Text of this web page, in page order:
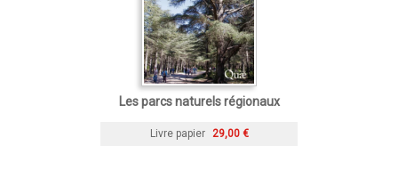
Les parcs naturels régionaux
Livre papier 29,00 €